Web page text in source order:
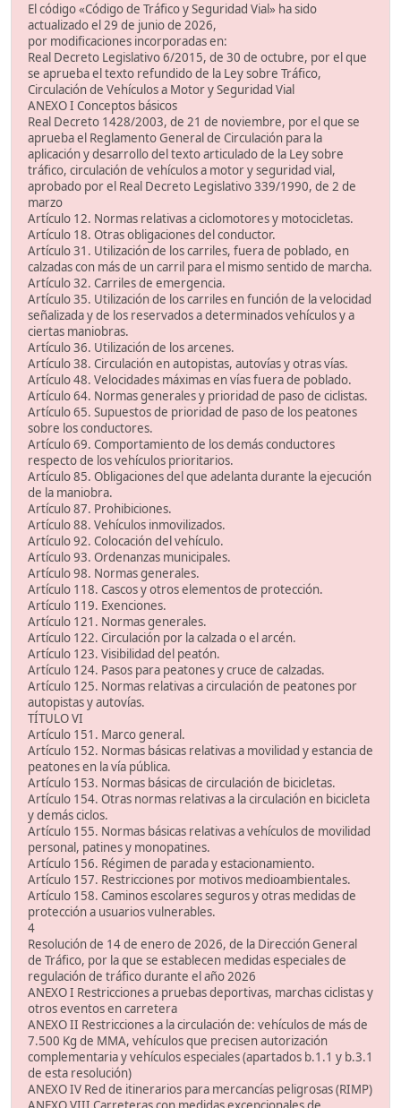
El código «Código de Tráfico y Seguridad Vial» ha sido
actualizado el 29 de junio de 2026,
por modificaciones incorporadas en:
Real Decreto Legislativo 6/2015, de 30 de octubre, por el que
se aprueba el texto refundido de la Ley sobre Tráfico,
Circulación de Vehículos a Motor y Seguridad Vial
ANEXO I Conceptos básicos
Real Decreto 1428/2003, de 21 de noviembre, por el que se
aprueba el Reglamento General de Circulación para la
aplicación y desarrollo del texto articulado de la Ley sobre
tráfico, circulación de vehículos a motor y seguridad vial,
aprobado por el Real Decreto Legislativo 339/1990, de 2 de
marzo
Artículo 12. Normas relativas a ciclomotores y motocicletas.
Artículo 18. Otras obligaciones del conductor.
Artículo 31. Utilización de los carriles, fuera de poblado, en
calzadas con más de un carril para el mismo sentido de marcha.
Artículo 32. Carriles de emergencia.
Artículo 35. Utilización de los carriles en función de la velocidad
señalizada y de los reservados a determinados vehículos y a
ciertas maniobras.
Artículo 36. Utilización de los arcenes.
Artículo 38. Circulación en autopistas, autovías y otras vías.
Artículo 48. Velocidades máximas en vías fuera de poblado.
Artículo 64. Normas generales y prioridad de paso de ciclistas.
Artículo 65. Supuestos de prioridad de paso de los peatones
sobre los conductores.
Artículo 69. Comportamiento de los demás conductores
respecto de los vehículos prioritarios.
Artículo 85. Obligaciones del que adelanta durante la ejecución
de la maniobra.
Artículo 87. Prohibiciones.
Artículo 88. Vehículos inmovilizados.
Artículo 92. Colocación del vehículo.
Artículo 93. Ordenanzas municipales.
Artículo 98. Normas generales.
Artículo 118. Cascos y otros elementos de protección.
Artículo 119. Exenciones.
Artículo 121. Normas generales.
Artículo 122. Circulación por la calzada o el arcén.
Artículo 123. Visibilidad del peatón.
Artículo 124. Pasos para peatones y cruce de calzadas.
Artículo 125. Normas relativas a circulación de peatones por
autopistas y autovías.
TÍTULO VI
Artículo 151. Marco general.
Artículo 152. Normas básicas relativas a movilidad y estancia de
peatones en la vía pública.
Artículo 153. Normas básicas de circulación de bicicletas.
Artículo 154. Otras normas relativas a la circulación en bicicleta
y demás ciclos.
Artículo 155. Normas básicas relativas a vehículos de movilidad
personal, patines y monopatines.
Artículo 156. Régimen de parada y estacionamiento.
Artículo 157. Restricciones por motivos medioambientales.
Artículo 158. Caminos escolares seguros y otras medidas de
protección a usuarios vulnerables.
4
Resolución de 14 de enero de 2026, de la Dirección General
de Tráfico, por la que se establecen medidas especiales de
regulación de tráfico durante el año 2026
ANEXO I Restricciones a pruebas deportivas, marchas ciclistas y
otros eventos en carretera
ANEXO II Restricciones a la circulación de: vehículos de más de
7.500 Kg de MMA, vehículos que precisen autorización
complementaria y vehículos especiales (apartados b.1.1 y b.3.1
de esta resolución)
ANEXO IV Red de itinerarios para mercancías peligrosas (RIMP)